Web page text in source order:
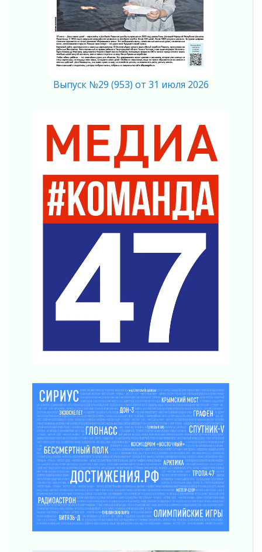
Ленобласть отмечает День Воздушно-
десантных войск
02 августа 2026
«Активное лето»
02 августа 2026
регионом и страной
02 августа 2026
ПСК через Гослуслуги напомнит жителям
Ленинградской области о неоплаченных
02 августа 2026
Пропавшего подростка нашли в Кировском
районе Ленобласти
02 августа 2026
Жителям Ленобласти напомнили, как
действовать при укусе клеща
В Ивангороде назвали новых почетных
граждан Ленинградской области
02 августа 2026
Километровые столбы «Дороги жизни»
отправили на реставрацию
Ленобласть внедрила передовую подготовку
операторов БПЛА
02 августа 2026
В Ивангороде появилась «Избушка-
воробушка»
02 августа 2026
Юхла, мука, кантеле и Водяной
01 августа 2026
Лето катится с горки
01 августа 2026
В Ленобласти открылась экспозиция к 150-
летию Билибина
Выпуск №29 (953) от 31 июля 2026